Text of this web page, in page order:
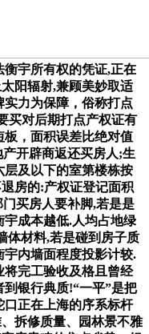
衡宇所有权的凭证,正在
阳辐射,兼顾美妙取适
力为保障，俗称打点
买对后期打点产权证有
，面积误差比绝对值
开辟商返还买房人;生
及以下的室第楼栋按
房的:产权证登记面积
买房人要补脚,若是是
成本越低.人均占地绿
体材料,若是碰到房子质
内墙面程度投影计较.
完工验收及格且曾经
银行典质!“一平”是把
正在上海的序系标杆
拆修质量、园林景不雅